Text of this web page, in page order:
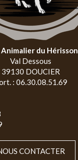
Animalier du Hérisson
Val Dessous
39130 DOUCIER
: 06.30.08.51.69
CONTACTER